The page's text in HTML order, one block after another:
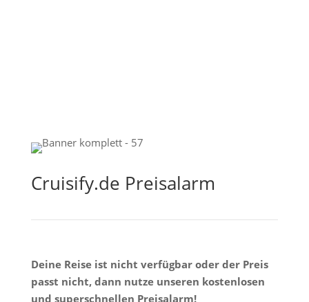
Cruisify.de Preisalarm
Deine Reise ist nicht verfügbar oder der Preis
passt nicht, dann nutze unseren kostenlosen
und superschnellen Preisalarm!